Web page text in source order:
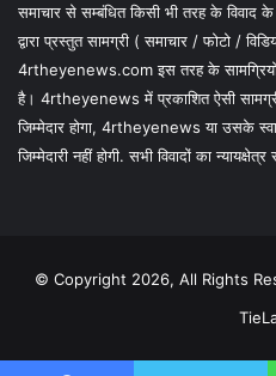
समाचार से सम्बंधित किसी भी तरह के विवाद
द्वारा प्रस्तुत सामग्री ( समाचार / फोटो /
4rtheyenews.com इस तरह के सामग्रियों
है। 4rtheyenews में प्रकाशित ऐसी
जिम्मेदार होगा, 4rtheyenews या उसके
जिम्मेदारी नहीं होगी. सभी विवादों का न्यायक्षेत्र
© Copyright 2026, All Rights